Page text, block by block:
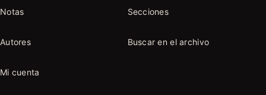
Notas Secciones
Autores Buscar en el archivo
Mi cuenta